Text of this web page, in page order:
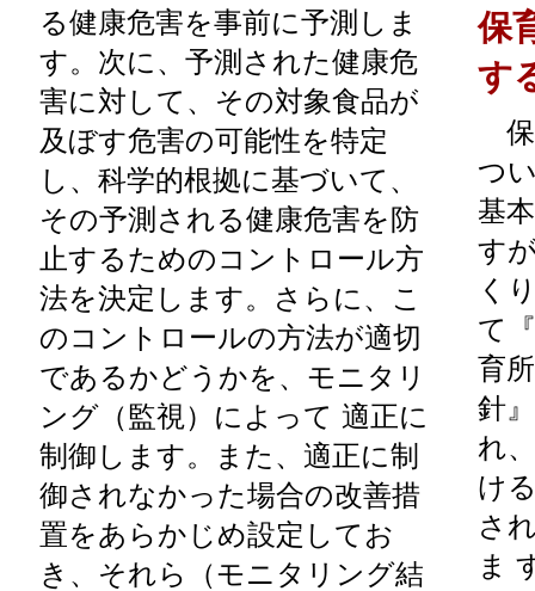
る健康危害を事前に予測しま
す。次に、予測された健康危
害に対して、その対象食品が
及ぼす危害の可能性を特定
し、科学的根拠に基づいて、
その予測される健康危害を防
止するためのコントロール方
法を決定します。さらに、こ
のコントロールの方法が適切
であるかどうかを、モニタリ
ング（監視）によって 適正に
制御します。また、適正に制
御されなかった場合の改善措
置をあらかじめ設定してお
き、それら（モニタリング結
保
す
保
つ
基
す
く
て
育
針
れ
け
さ
ま